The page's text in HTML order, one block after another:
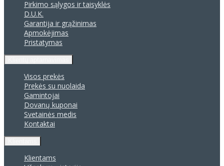
Pirkimo sąlygos ir taisyklės
D.U.K.
Garantija ir grąžinimas
Apmokėjimas
Pristatymas
Visos prekės
Prekės su nuolaida
Gamintojai
Dovanų kuponai
Svetainės medis
Kontaktai
Klientams